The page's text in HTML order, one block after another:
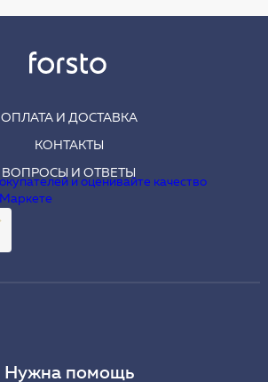
ОПЛАТА И ДОСТАВКА
КОНТАКТЫ
ВОПРОСЫ И ОТВЕТЫ
Нужна помощь